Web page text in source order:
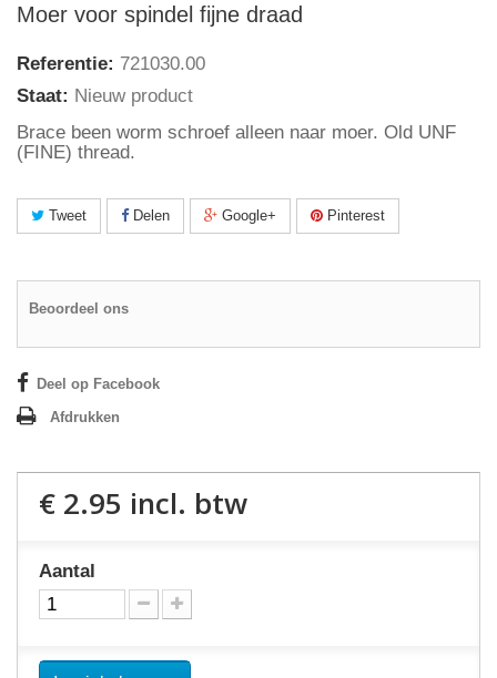
Moer voor spindel fijne draad
Referentie: 721030.00
Staat: Nieuw product
Brace been worm schroef alleen naar moer. Old UNF
(FINE) thread.
Tweet Delen Google+ Pinterest
Beoordeel ons
Deel op Facebook
Afdrukken
€ 2.95 incl. btw
Aantal